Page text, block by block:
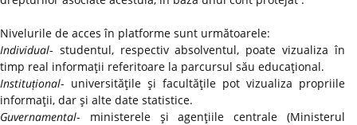
Nivelurile de acces în platforme sunt următoarele:
Individual- studentul, respectiv absolventul, poate vizualiza în
timp real informaţii referitoare la parcursul său educaţional.
Instituțional- universităţile şi facultăţile pot vizualiza propriile
informaţii, dar şi alte date statistice.
Guvernamental- ministerele şi agenţiile centrale (Ministerul